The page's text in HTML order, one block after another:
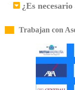
¿Es
Trabajan con